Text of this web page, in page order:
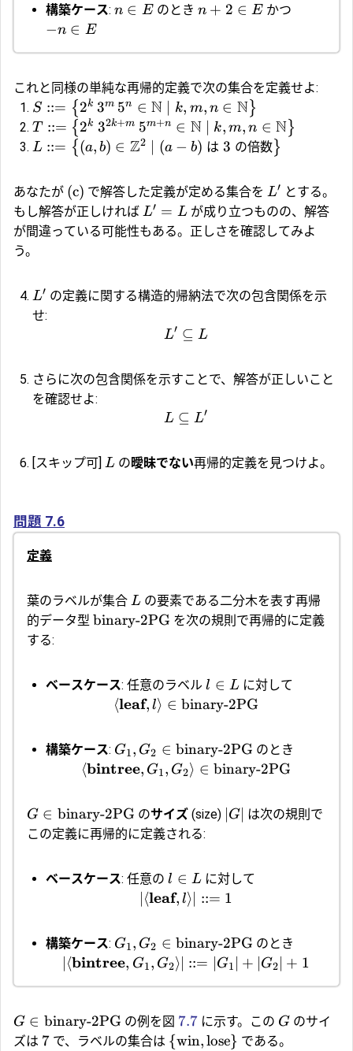
構築ケース: n ∈ Eのとき n + 2 ∈ E かつ
−n ∈ E
これと同様の単純な再帰的定義で次の集合を定義せよ:
S ::= { 2k 3m 5n ∈ N k, m, n ∈ N}
T ::= { 2k 32k+m 5m+n ∈ N k, m, n ∈ N}
L ::= { (a, b) ∈ Z2 (a − b) は 3 の倍数}
あなたが (c) で解答した定義が定める集合を L′ とする。
もし解答が正しければ L′ = Lが成り立つものの、解答
が間違っている可能性もある。正しさを確認してみよ
う。
L′ の定義に関する構造的帰納法で次の包含関係を示
せ:
L′ ⊆ L
さらに次の包含関係を示すことで、解答が正しいこと
を確認せよ:
L ⊆ L′
[スキップ可] L の曖昧でない再帰的定義を見つけよ。
問題 7.6
定義
葉のラベルが集合 L の要素である二分木を表す再帰
的データ型 binary-2PG を次の規則で再帰的に定義
する:
ベースケース: 任意のラベル l ∈ L に対して
⟨leaf, l⟩ ∈ binary-2PG
構築ケース: G1, G2 ∈ binary-2PG のとき
⟨bintree, G1, G2⟩ ∈ binary-2PG
G ∈ binary-2PG のサイズ(size) G∣ は次の規則で
この定義に再帰的に定義される:
ベースケース: 任意の l ∈ L に対して
⟨leaf, l⟩ ::= 1
構築ケース: G1, G2 ∈ binary-2PG のとき
⟨bintree, G1, G2⟩ ::= G1 + G2 + 1
G ∈ binary-2PG の例を図 7.7に示す。この G のサイ
ズは 7 で、ラベルの集合は {win,lose} である。